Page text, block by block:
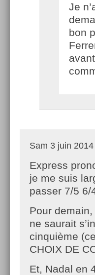
Je
bon
Sam 3 juin
Express
je me suis
passer 7/5 6/
Pour
ne saurait
cinquième
CHOIX DE
Et, Nadal en